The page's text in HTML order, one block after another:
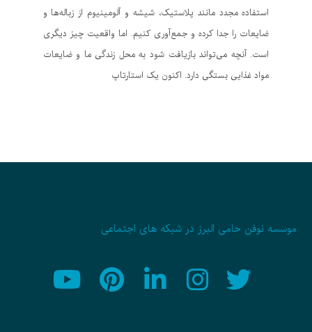
استفاده مجدد مانند پلاستیک، شیشه و آلومینیوم از زباله‌ها و
ضایعات را جدا کرده و جمع‌آوری کنیم. اما واقعیت چیز دیگری
است. آنچه می‌تواند بازیافت شود به محل زندگی ما و ضایعات
مواد غذایی بستگی دارد. اکنون یک استارتاپ
موسسه نوفن حامی البرز در شبکه های اجتماعی